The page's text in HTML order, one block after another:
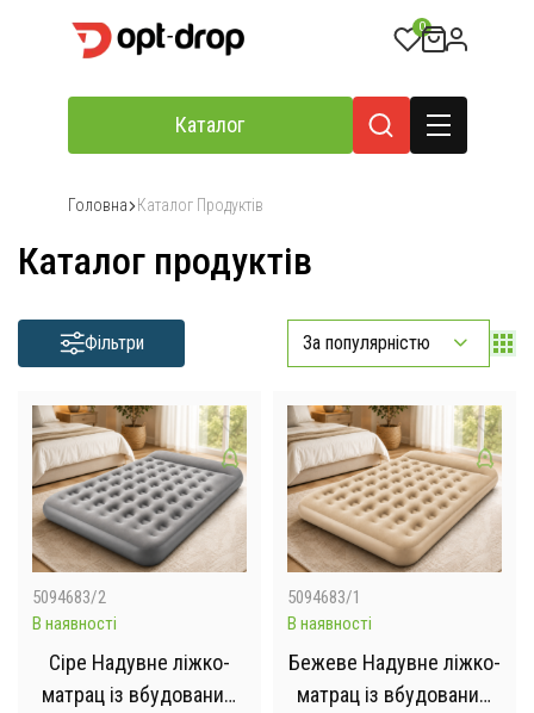
0
Каталог
Головна Каталог Продуктів
Каталог продуктів
Фільтри За популярністю
5094683/2
В наявності
Сіре Надувне ліжко-
матрац із вбудованим
5094683/1
В наявності
Бежеве Надувне ліжко-
матрац із вбудованим